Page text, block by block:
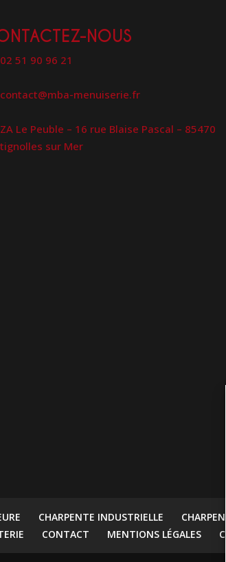
NOUS
02 51 90 96 21
contact@mba-menuiserie.fr
ZA Le Peuble – 16 rue Blaise Pascal – 85470
sur Mer
CHARPENTE INDUSTRIELLE
CONTACT MENTIONS LÉGALES